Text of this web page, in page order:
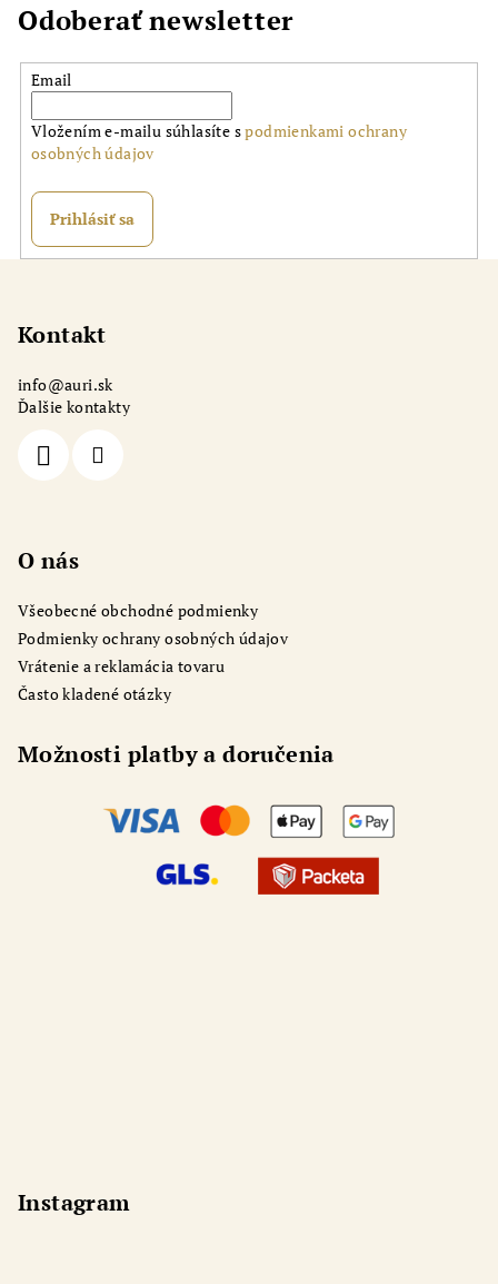
Odoberať newsletter
Email
Vložením e-mailu súhlasíte spodmienkami ochrany
osobných údajov
Prihlásiť sa
Kontakt
info@auri.sk
Ďalšie kontakty
O nás
Všeobecné obchodné podmienky
Podmienky ochrany osobných údajov
Vrátenie a reklamácia tovaru
Často kladené otázky
Možnosti platby a doručenia
Instagram